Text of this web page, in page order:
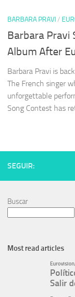
BARBARA PRAVI/
Barbara Pravi
Album After
Barbara Pravi is
The French singer
unforgettable
Song Contest has
SEGUIR:
Buscar
Most read articles